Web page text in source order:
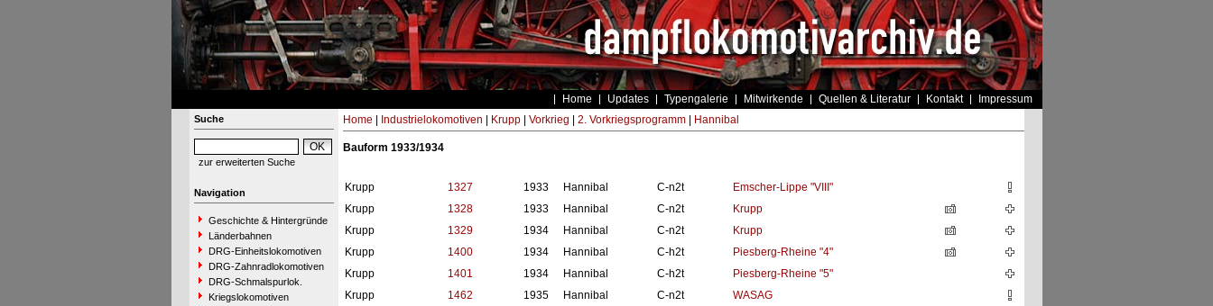
Home Updates Typengalerie Mitwirkende Quellen & Literatur Kontakt Impressum
Suche
zur erweiterten Suche
Navigation
Geschichte & Hintergründe
Länderbahnen
DRG-Einheitslokomotiven
DRG-Zahnradlokomotiven
DRG-Schmalspurlok.
Kriegslokomotiven
Home Industrielokomotiven Krupp| Vorkrieg 2. Vorkriegsprogramm| Hannibal
Bauform 1933/1934
Krupp 1327 1933 Hannibal C-n2t
Emscher-Lippe "VIII"
Krupp
1328 1933 Hannibal C-n2t
Krupp
Krupp
1329 1934 Hannibal C-n2t
Krupp
Krupp
1400 1934 Hannibal C-h2t
Piesberg-Rheine "4"
Krupp
1401 1934 Hannibal C-h2t
Piesberg-Rheine "5"
Krupp
1462 1935 Hannibal C-n2t
WASAG